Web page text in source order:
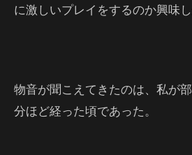
に激しいプレイをするのか興味し
物音が聞こえてきたのは、私が
分ほど経った頃であった。